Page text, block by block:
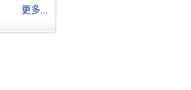
更多...